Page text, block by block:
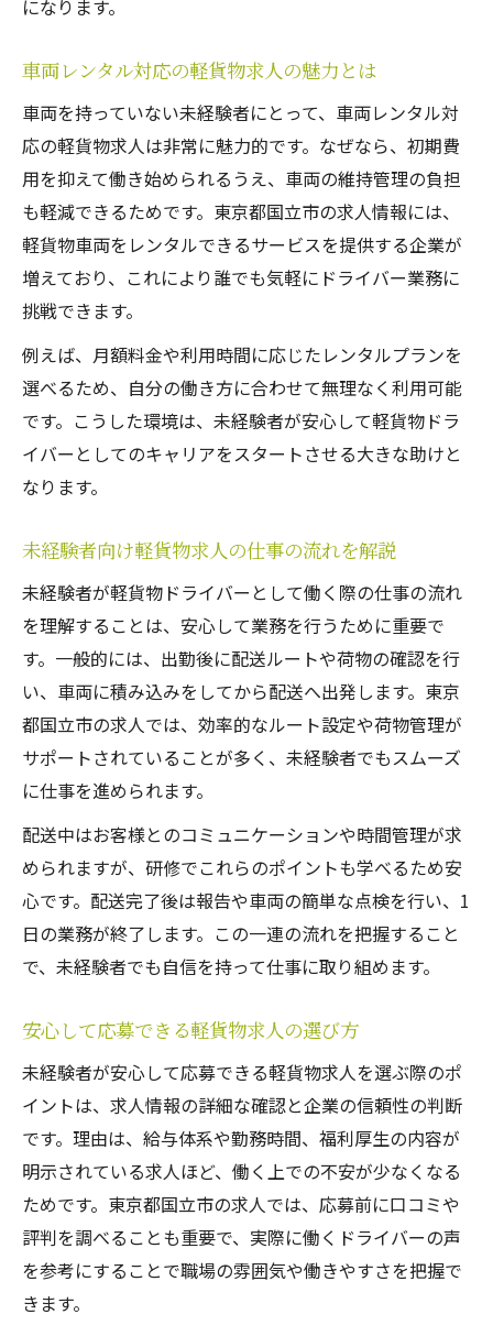
になります。
車両レンタル対応の軽貨物求人の魅力とは
車両を持っていない未経験者にとって、車両レンタル対
応の軽貨物求人は非常に魅力的です。なぜなら、初期費
用を抑えて働き始められるうえ、車両の維持管理の負担
も軽減できるためです。東京都国立市の求人情報には、
軽貨物車両をレンタルできるサービスを提供する企業が
増えており、これにより誰でも気軽にドライバー業務に
挑戦できます。
例えば、月額料金や利用時間に応じたレンタルプランを
選べるため、自分の働き方に合わせて無理なく利用可能
です。こうした環境は、未経験者が安心して軽貨物ドラ
イバーとしてのキャリアをスタートさせる大きな助けと
なります。
未経験者向け軽貨物求人の仕事の流れを解説
未経験者が軽貨物ドライバーとして働く際の仕事の流れ
を理解することは、安心して業務を行うために重要で
す。一般的には、出勤後に配送ルートや荷物の確認を行
い、車両に積み込みをしてから配送へ出発します。東京
都国立市の求人では、効率的なルート設定や荷物管理が
サポートされていることが多く、未経験者でもスムーズ
に仕事を進められます。
配送中はお客様とのコミュニケーションや時間管理が求
められますが、研修でこれらのポイントも学べるため安
心です。配送完了後は報告や車両の簡単な点検を行い、1
日の業務が終了します。この一連の流れを把握すること
で、未経験者でも自信を持って仕事に取り組めます。
安心して応募できる軽貨物求人の選び方
未経験者が安心して応募できる軽貨物求人を選ぶ際のポ
イントは、求人情報の詳細な確認と企業の信頼性の判断
です。理由は、給与体系や勤務時間、福利厚生の内容が
明示されている求人ほど、働く上での不安が少なくなる
ためです。東京都国立市の求人では、応募前に口コミや
評判を調べることも重要で、実際に働くドライバーの声
を参考にすることで職場の雰囲気や働きやすさを把握で
きます。